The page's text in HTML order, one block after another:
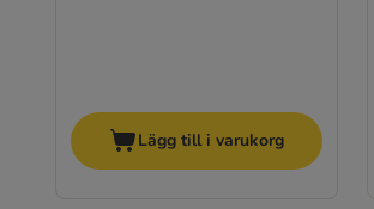
Lägg till i varukorg